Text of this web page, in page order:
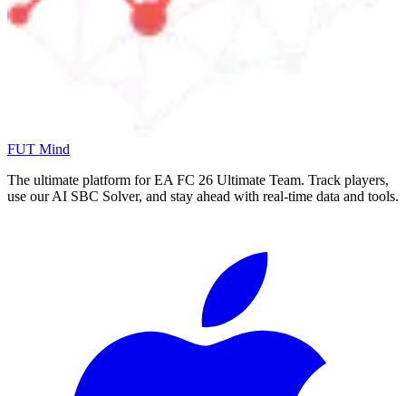
FUT Mind
The ultimate platform for EA FC 26 Ultimate Team. Track players,
use our AI SBC Solver, and stay ahead with real-time data and tools.